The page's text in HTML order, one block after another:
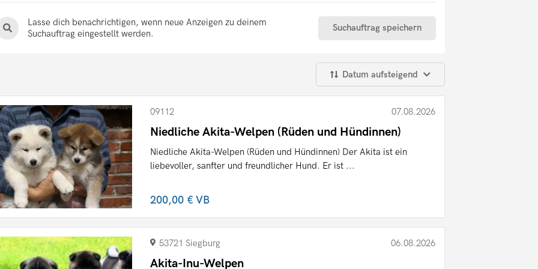
Lasse dich benachrichtigen, wenn neue Anzeigen zu deinem
Suchauftrag eingestellt werden.
Suchauftrag speichern
Datum aufsteigend
09112 07.08.2026
Niedliche Akita-Welpen (Rüden und Hündinnen)
Niedliche Akita-Welpen (Rüden und Hündinnen) Der Akita ist ein
liebevoller, sanfter und freundlicher Hund. Er ist ...
200,00 €VB
53721 Siegburg 06.08.2026
Akita-Inu-Welpen